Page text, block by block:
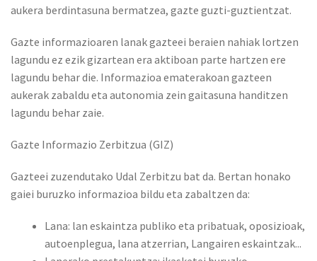
aukera berdintasuna bermatzea, gazte guzti-guztientzat.
Gazte informazioaren lanak gazteei beraien nahiak lortzen
lagundu ez ezik gizartean era aktiboan parte hartzen ere
lagundu behar die. Informazioa ematerakoan gazteen
aukerak zabaldu eta autonomia zein gaitasuna handitzen
lagundu behar zaie.
Gazte Informazio Zerbitzua (GIZ)
Gazteei zuzendutako Udal Zerbitzu bat da. Bertan honako
gaiei buruzko informazioa bildu eta zabaltzen da:
Lana: lan eskaintza publiko eta pribatuak, oposizioak,
autoenplegua, lana atzerrian, Langairen eskaintzak...